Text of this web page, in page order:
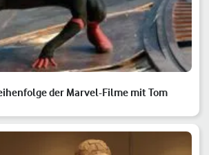
der Marvel-Filme mit Tom